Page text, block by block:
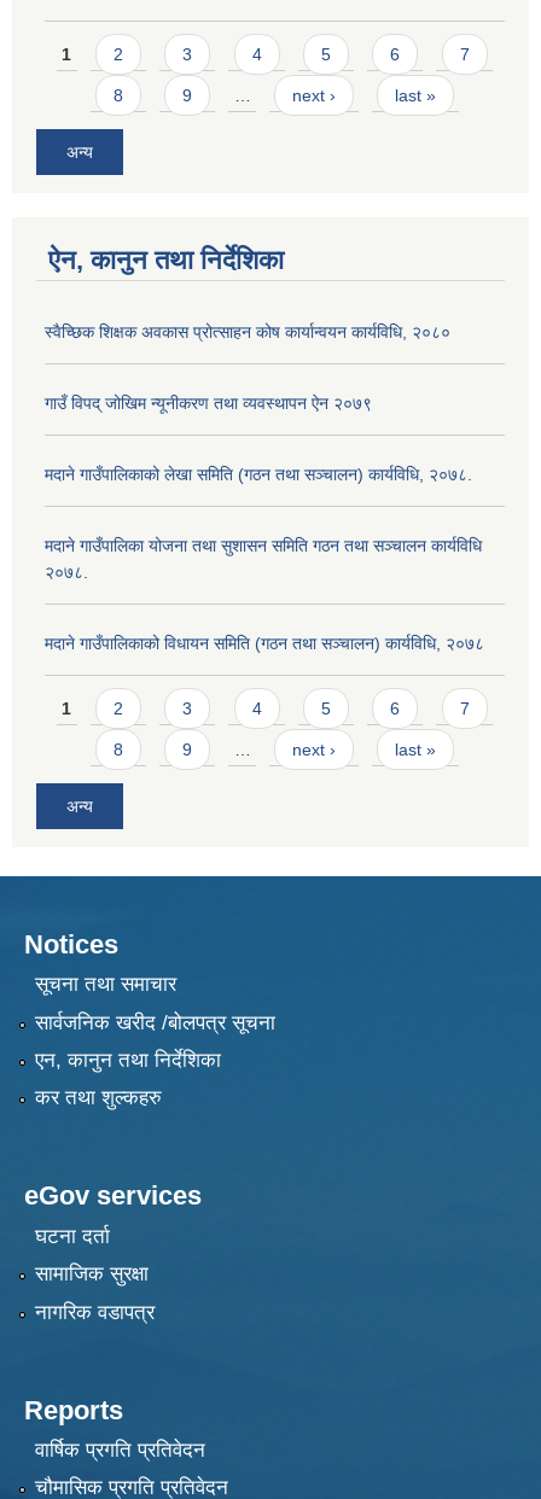
Pages
1 2 3 4 5 6 7
8 9 … next › last »
अन्य
ऐन, कानुन तथा निर्देशिका
स्वैच्छिक शिक्षक अवकास प्रोत्साहन कोष कार्यान्वयन कार्यविधि, २०८०
गाउँ विपद् जोखिम न्यूनीकरण तथा व्यवस्थापन ऐन २०७९
मदाने गाउँपालिकाको लेखा समिति (गठन तथा सञ्चालन) कार्यविधि, २०७८.
मदाने गाउँपालिका योजना तथा सुशासन समिति गठन तथा सञ्चालन कार्यविधि
२०७८.
मदाने गाउँपालिकाको विधायन समिति (गठन तथा सञ्चालन) कार्यविधि, २०७८
Pages
1 2 3 4 5 6 7
8 9 … next › last »
अन्य
Notices
सूचना तथा समाचार
सार्वजनिक खरीद /बोलपत्र सूचना
एन, कानुन तथा निर्देशिका
कर तथा शुल्कहरु
eGov services
घटना दर्ता
सामाजिक सुरक्षा
नागरिक वडापत्र
Reports
वार्षिक प्रगति प्रतिवेदन
चौमासिक प्रगति प्रतिवेदन